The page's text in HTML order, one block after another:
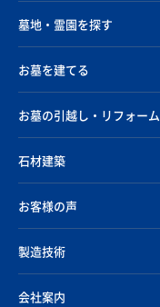
墓地・霊園を探す
お墓を建てる
お墓の引越し・リフォーム
石材建築
お客様の声
製造技術
会社案内